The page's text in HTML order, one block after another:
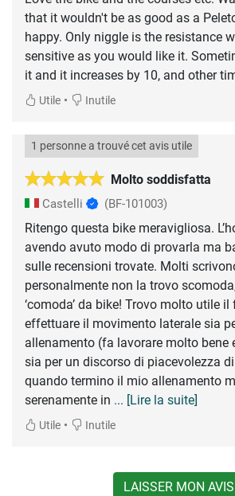
that it wouldn't be as good as a
happy. Only niggle is the resistance
sensitive as you would like it.
it and it increases by 10, and other
Utile • Inutile
Molto soddisfatta
1 personne a trouvé cet avis utile
Castelli (BF-101003)
Ritengo questa bike meravigliosa.
avendo avuto modo di provarla ma
sulle recensioni trovate. Molti
personalmente non la trovo
‘comoda’ da bike! Trovo molto utile
effettuare il movimento laterale sia
allenamento (fa lavorare molto bene
sia per un discorso di piacevolezza
quando termino il mio allenamento
serenamente in ... [Lire la suite]
Utile • Inutile
LAISSER MON AVIS